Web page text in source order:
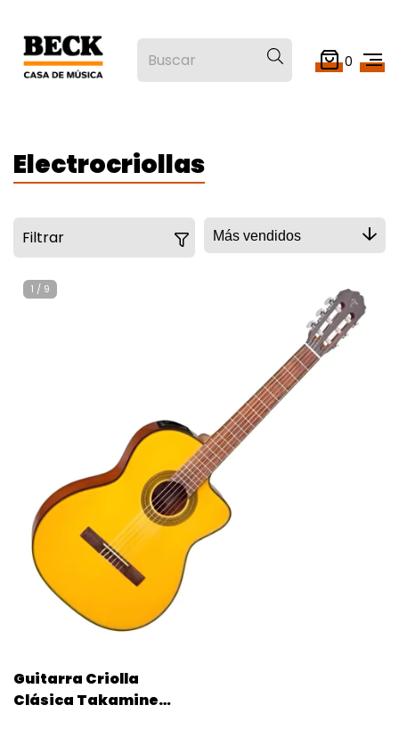
0
Electrocriollas
Filtrar
1 / 9
Guitarra Criolla
Clásica Takamine